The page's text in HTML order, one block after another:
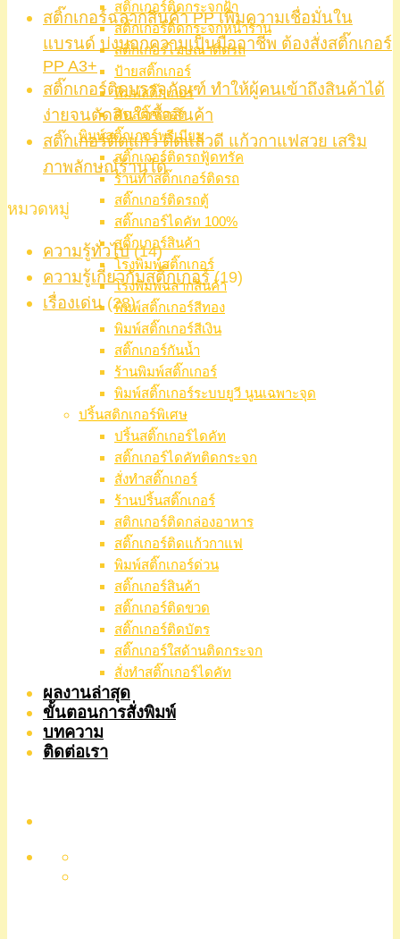
สติ๊กเกอร์ติดกระจกฝ้า
สติ๊กเกอร์ติดกระจกหน้าร้าน
สติ๊กเกอร์โฆษณาติดรถ
ป้ายสติ๊กเกอร์
พิมพ์สติ๊กเกอร์
ตัดสติ๊กเกอร์
พิมพ์สติ๊กเกอร์พรีเมียม
สติ๊กเกอร์ติดรถฟู้ดทรัค
ร้านทำสติ๊กเกอร์ติดรถ
สติ๊กเกอร์ติดรถตู้
สติ๊กเกอร์ไดคัท 100%
สติ๊กเกอร์สินค้า
โรงพิมพ์สติ๊กเกอร์
โรงพิมพ์ฉลากสินค้า
พิมพ์สติ๊กเกอร์สีทอง
พิมพ์สติ๊กเกอร์สีเงิน
สติ๊กเกอร์กันน้ำ
ร้านพิมพ์สติ๊กเกอร์
พิมพ์สติ๊กเกอร์ระบบยูวี นูนเฉพาะจุด
ปริ้นสติกเกอร์พิเศษ
ปริ้นสติ๊กเกอร์ไดคัท
สติ๊กเกอร์ไดคัทติดกระจก
สั่งทำสติ๊กเกอร์
ร้านปริ้นสติ๊กเกอร์
สติกเกอร์ติดกล่องอาหาร
สติ๊กเกอร์ติดแก้วกาแฟ
พิมพ์สติ๊กเกอร์ด่วน
สติ๊กเกอร์สินค้า
สติ๊กเกอร์ติดขวด
สติ๊กเกอร์ติดบัตร
สติ๊กเกอร์ใสด้านติดกระจก
สั่งทําสติ๊กเกอร์ไดคัท
ผลงานล่าสุด
ขั้นตอนการสั่งพิมพ์
บทความ
ติดต่อเรา
สติ๊กเกอร์ฉลากสินค้า PP เพิ่มความเชื่อมั่นใน
แบรนด์ บ่งบอกความเป็นมืออาชีพ ต้องสั่งสติ๊กเกอร์
PP A3+
สติ๊กเกอร์ติดบรรจุภัณฑ์ ทำให้ผู้คนเข้าถึงสินค้าได้
ง่ายจนตัดสินใจซื้อสินค้า
สติ๊กเกอร์ติดแก้ว ติดแล้วดี แก้วกาแฟสวย เสริม
ภาพลักษณ์ร้านได้
หมวดหมู่
ความรู้ทั่วไป(14)
ความรู้เกี่ยวกับสติ๊กเกอร์(19)
เรื่องเด่น(28)